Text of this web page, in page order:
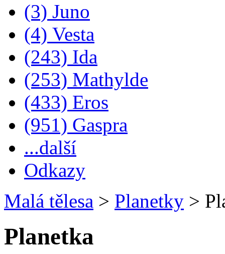
(3) Juno
(4) Vesta
(243) Ida
(253) Mathylde
(433) Eros
(951) Gaspra
...další
Odkazy
Malá tělesa > Planetky >
Planetka